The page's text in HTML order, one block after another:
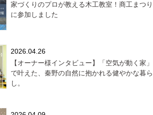
家づくりのプロが教える木工教室！商工まつり
に参加しました
2026.04.26
【オーナー様インタビュー】「空気が動く家」
で叶えた、秦野の自然に抱かれる健やかな暮ら
し。